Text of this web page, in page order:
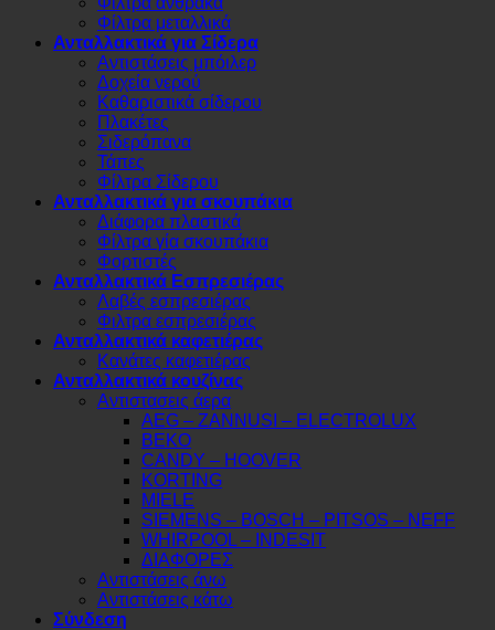
Φίλτρα μεταλλικά
Ανταλλακτικά για Σίδερα
Αντιστάσεις μπόιλερ
Δοχεία νερού
Καθαριστικά σίδερου
Πλακέτες
Σιδερόπανα
Τάπες
Φίλτρα Σίδερου
Ανταλλακτικά για σκουπάκια
Διάφορα πλαστικά
Φίλτρα γία σκουπάκια
Φορτιστές
Ανταλλακτικά Εσπρεσιέρας
Λαβές εσπρεσιέρας
Φιλτρα εσπρεσιέρας
Ανταλλακτικά καφετιέρας
Κανάτες καφετιέρας
Ανταλλακτικά κουζίνας
Αντιστασεις άερα
AEG – ZANNUSI – ELECTROLUX
BEKO
CANDY – HOOVER
KORTING
MIELE
SIEMENS – BOSCH – PITSOS – NEFF
WHIRPOOL – INDESIT
ΔΙΑΦΟΡΕΣ
Αντιστάσεις άνω
Αντιστάσεις κάτω
Σύνδεση